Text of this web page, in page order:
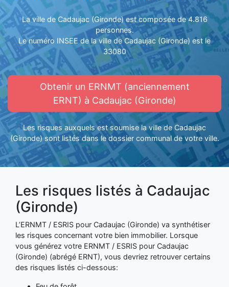
La ville de Cadaujac (Gironde) est composée de 4.816
personnes.
Le numéro INSEE de la ville de Cadaujac (Gironde) est le
33080
Obtenir un ERNMT (anciennement
ERNT) à Cadaujac (Gironde)
Les risques auxquels est soumise la ville de Cadaujac
(Gironde) sont listés dans le dossier communal de votre ville.
Les risques listés à Cadaujac
(Gironde)
L’ERNMT / ESRIS pour Cadaujac (Gironde) va synthétiser
les risques concernant votre bien immobilier. Lorsque
vous générez votre ERNMT / ESRIS pour Cadaujac
(Gironde) (abrégé ERNT), vous devriez retrouver certains
des risques listés ci-dessous: